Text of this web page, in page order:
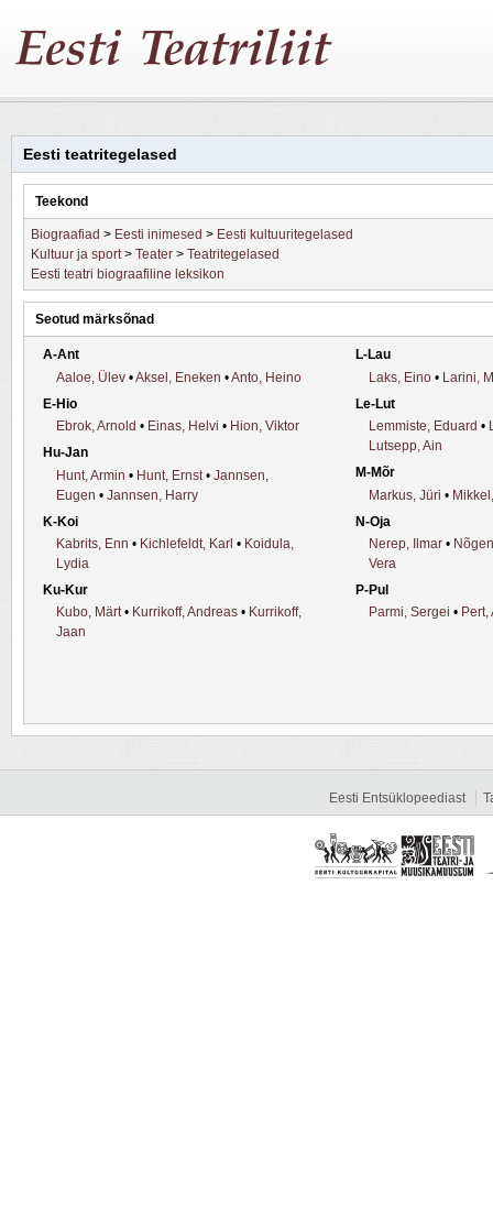
Eesti teatritegelased
Teekond
Biograafiad > Eesti inimesed > Eesti kultuuritegelased
Kultuur ja sport> Teater > Teatritegelased
Eesti teatri biograafiline leksikon
Seotud märksõnad
A-Ant
Aaloe, Ülev •Aksel, Eneken •Anto, Heino
E-Hio
Ebrok, Arnold • Einas, Helvi • Hion, Viktor
Hu-Jan
Hunt, Armin • Hunt, Ernst • Jannsen,
Eugen • Jannsen, Harry
K-Koi
Kabrits, Enn • Kichlefeldt, Karl • Koidula,
Lydia
Ku-Kur
Kubo, Märt• Kurrikoff, Andreas • Kurrikoff,
Jaan
L-Lau
Laks, Eino • Larini,
Le-Lut
Lemmiste, Eduard •
Lutsepp, Ain
M-Mõr
Markus, Jüri •
N-Oja
Nerep, Ilmar •
Vera
P-Pul
Parmi, Sergei • Pert,
Eesti Entsüklopeediast